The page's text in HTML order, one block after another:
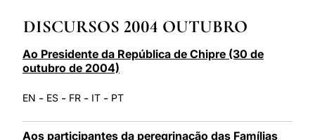
LATINE
DISCURSOS 2004 OUTUBRO
Ao Presidente da República de Chipre (30 de
outubro de 2004)
EN - ES - FR - IT - PT
Aos participantes da peregrinação das Famílias